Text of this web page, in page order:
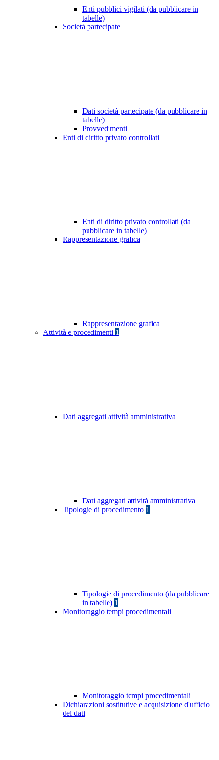
Enti pubblici vigilati (da pubblicare in
tabelle)
Società partecipate
Dati società partecipate (da pubblicare in
tabelle)
Provvedimenti
Enti di diritto privato controllati
Enti di diritto privato controllati (da
pubblicare in tabelle)
Rappresentazione grafica
Rappresentazione grafica
Attività e procedimenti 1
Dati aggregati attività amministrativa
Dati aggregati attività amministrativa
Tipologie di procedimento 1
Tipologie di procedimento (da pubblicare
in tabelle) 1
Monitoraggio tempi procedimentali
Monitoraggio tempi procedimentali
Dichiarazioni sostitutive e acquisizione d'ufficio
dei dati